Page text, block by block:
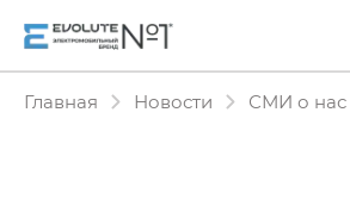
Главная Новости СМИ о нас